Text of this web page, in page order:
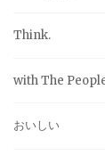
Think.
with The
おいしい